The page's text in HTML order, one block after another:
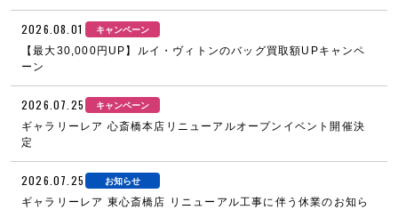
2026.08.01 キャンペーン
【最大30,000円UP】ルイ・ヴィトンのバッグ買取額UPキャンペ
ーン
2026.07.25 キャンペーン
ギャラリーレア 心斎橋本店リニューアルオープンイベント開催決
定
2026.07.25 お知らせ
ギャラリーレア 東心斎橋店 リニューアル工事に伴う休業のお知ら